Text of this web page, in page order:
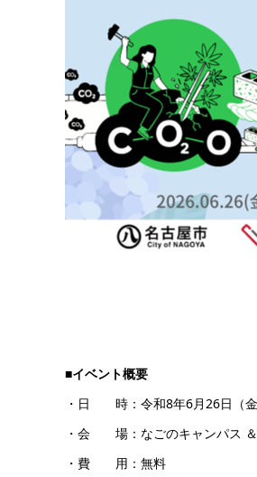
■イベント概要
・日 時：令和8年6月26日（
・会 場：なごのキャンパス
・費 用：無料